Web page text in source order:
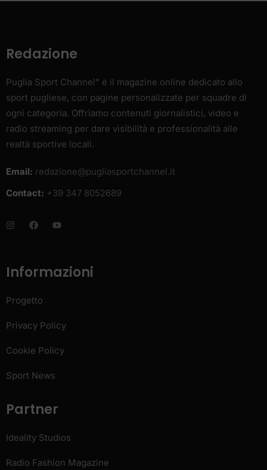
Redazione
Puglia Sport Channel” è il magazine online dedicato allo
sport pugliese, con pagine personalizzate per squadre di
ogni categoria. Offriamo contenuti giornalistici, video e
radio streaming per dare visibilità e professionalità alle
realtà sportive locali.
Email: redazione@pugliasportchannel.it
Contact: +39 347 8052689
Informazioni
Progetto
Privacy Policy
Cookie Policy
Sport News
Partner
Ideality Studios
Radio Fashion Magazine